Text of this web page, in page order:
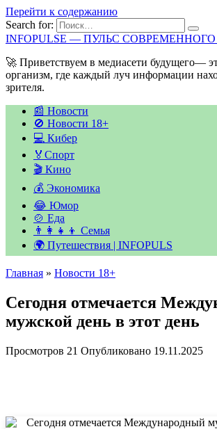
Перейти к содержанию
Search for:
INFOPULSE — ПУЛЬС
🚀 Приветствуем в медиасети будущего—
организм, где каждый луч информации
зрителя.
📰 Новости
🚫 Новости 18+
💻 Кибер
🏅Спорт
🎬 Кино
💰 Экономика
😂 Юмор
🍲 Еда
👨‍👩‍👧‍👦 Семья
🌍 Путешествия | INFOPULS
Главная » Новости 18+
Сегодня отмечается
мужской день в этот день
Просмотров 21 Опубликовано 19.11.2025